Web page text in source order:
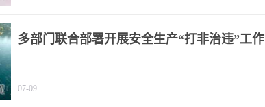
多部门联合部署开展安全生产“打非治违”工作
07-09